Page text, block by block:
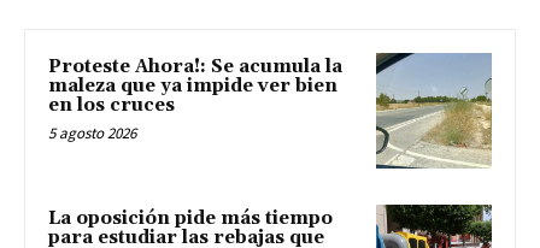
Proteste Ahora!: Se acumula la
maleza que ya impide ver bien
en los cruces
5 agosto 2026
La oposición pide más tiempo
para estudiar las rebajas que